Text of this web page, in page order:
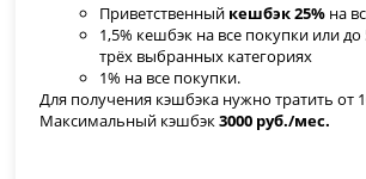
Приветственный кешбэк 25% на
1,5% кешбэк на все покупки или
трёх выбранных категориях
1% на все покупки.
Для получения кэшбэка нужно тратить от
Максимальный кэшбэк3000 руб./мес.